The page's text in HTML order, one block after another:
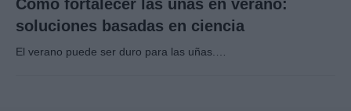
Cómo fortalecer las uñas en verano:
soluciones basadas en ciencia
El verano puede ser duro para las uñas.…